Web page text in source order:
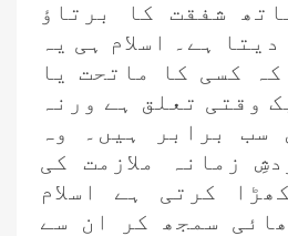
شفقت کا برتاؤ
ہے۔ اسلام ہی یہ
کسی کا ماتحت یا
وقتی تعلق ہے ورنہ
سب برابر ہیں۔ وہ
زمانہ ملازمت کی
کرتی ہے اسلام
سمجھ کر ان سے